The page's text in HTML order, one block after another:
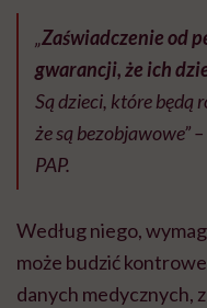
„Zaświadczenie od
gwarancji, że ich
Są dzieci, które będą
że są bezobjawowe”
PAP.
Według niego,
może budzić
danych medycznych,